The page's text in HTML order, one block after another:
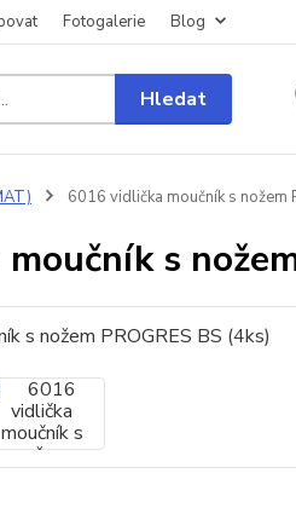
Fotogalerie Blog
Hledat
6016 vidlička moučník s nožem
s